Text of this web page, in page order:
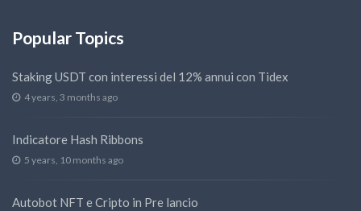
Popular Topics
Staking USDT con interessi del 12% annui con Tidex
4 years, 3 months ago
Indicatore Hash Ribbons
5 years, 10 months ago
Autobot NFT e Cripto in Pre lancio